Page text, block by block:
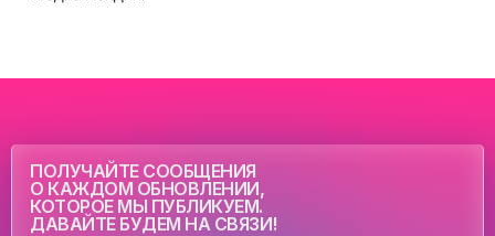
ПОЛУЧАЙТЕ СООБЩЕНИЯ
О КАЖДОМ ОБНОВЛЕНИИ,
КОТОРОЕ МЫ ПУБЛИКУЕМ.
ДАВАЙТЕ БУДЕМ НА СВЯЗИ!